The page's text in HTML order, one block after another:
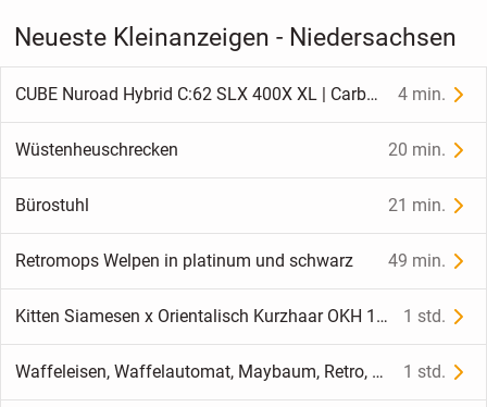
Neueste Kleinanzeigen - Niedersachsen
CUBE Nuroad Hybrid C:62 SLX 400X XL | Carbon | Bosch SX | SRAM GX AXS | 171,8 km 4 min.
Wüstenheuschrecken 20 min.
Bürostuhl 21 min.
Retromops Welpen in platinum und schwarz 49 min.
Kitten Siamesen x Orientalisch Kurzhaar OKH 12 Wochen alt 1 std.
Waffeleisen, Waffelautomat, Maybaum, Retro, 5370 1 1 std.